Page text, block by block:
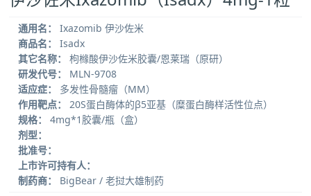
通用名：
Ixazomib 伊沙佐米
商品名：
Isadx
其它名称：
枸橼酸伊沙佐米胶囊/恩莱瑞（原研）
研发代号：
MLN-9708
适应症：
多发性骨髓瘤（MM）
作用靶点：
20S蛋白酶体的β5亚基（糜蛋白酶样活性位点）
规格：
4mg*1胶囊/瓶（盒）
剂型：
批准号：
上市许可持有人：
制药商：
BigBear / 老挝大雄制药